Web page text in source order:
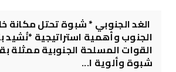
الغد الجنوبي * شبوة تحتل مكانة
الجنوب وأهمية استراتيجية *نُشيد
القوات المسلحة الجنوبية ممثلة
شبوة وألوية ا...